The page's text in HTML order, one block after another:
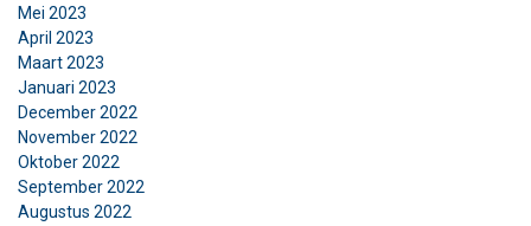
Mei 2023
April 2023
Maart 2023
Januari 2023
December 2022
November 2022
Oktober 2022
September 2022
Augustus 2022